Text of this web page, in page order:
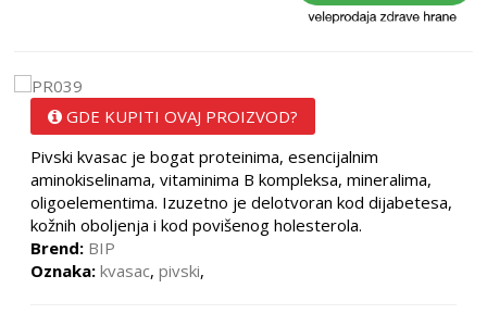
GDE KUPITI OVAJ PROIZVOD?
Pivski kvasac je bogat proteinima, esencijalnim
aminokiselinama, vitaminima B kompleksa, mineralima,
oligoelementima. Izuzetno je delotvoran kod dijabetesa,
kožnih oboljenja i kod povišenog holesterola.
Brend: BIP
Oznaka: kvasac,pivski,